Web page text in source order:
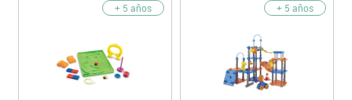
+ 5 años + 5 años